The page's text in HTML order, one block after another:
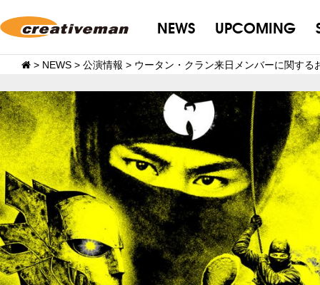
NEWS UPCOMING
> NEWS > 公演情報 > ウータン・クラン来日メンバーに関する